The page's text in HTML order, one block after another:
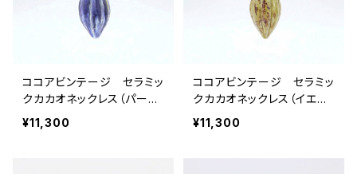
ココアビンテージ セラミッ
クカカオネックレス（パープ
ル）ハンドメイド
¥11,300
ココアビンテージ セラミッ
クカカオネックレス（イエロ
ー紐グリーン）
¥11,300